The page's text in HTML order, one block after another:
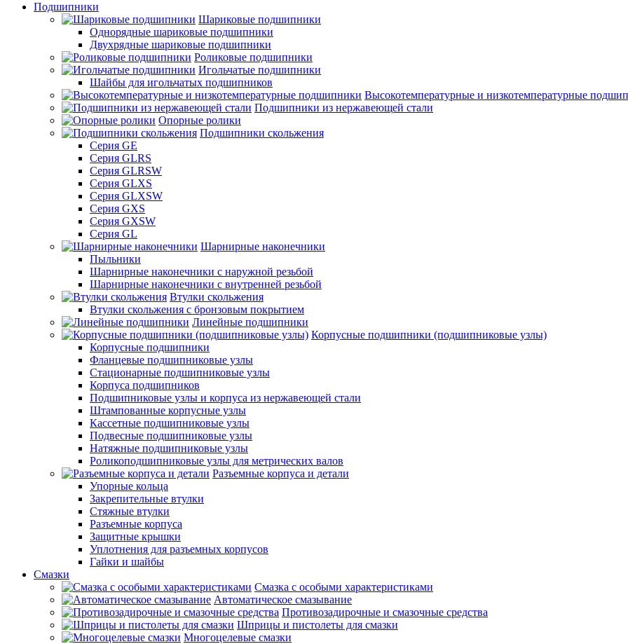
Подшипники
Шариковые подшипники
Однорядные шариковые подшипники
Двухрядные шариковые подшипники
Роликовые подшипники
Игольчатые подшипники
Шайбы для игольчатых подшипников
Высокотемпературные и низкотемпературные
Подшипники из нержавеющей стали
Опорные ролики
Подшипники скольжения
Серия GE
Серия GLRS
Серия GLRSW
Серия GLXS
Серия GLXSW
Серия GXS
Серия GXSW
Серия GL
Шарнирные наконечники
Пыльники
Шарнирные наконечники с наружной резьбой
Шарнирные наконечники с внутренней резьбой
Втулки скольжения
Втулки скольжения с бронзовым покрытием
Линейные подшипники
Корпусные подшипники (подшипниковые узлы)
Корпусные подшипники
Фланцевые подшипниковые узлы
Стационарные подшипниковые узлы
Корпуса подшипников
Подшипниковые узлы и корпуса из нержавеющей стали
Штампованные корпусные узлы
Кассетные подшипниковые узлы
Подвесные подшипниковые узлы
Натяжные подшипниковые узлы
Роликоподшипниковые узлы для метрических валов
Разъемные корпуса и детали
Упорные кольца
Закрепительные втулки
Стяжные втулки
Разъемные корпуса
Защитные крышки
Уплотнения для разъемных корпусов
Гайки и шайбы
Смазки
Смазка с особыми характеристиками
Автоматическое смазывание
Противозадирочные и смазочные средства
Шприцы и пистолеты для смазки
Многоцелевые смазки